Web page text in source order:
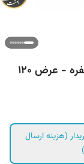
تشک زمینی طبی ضخامت ۱۰ سانت (یک نفره - عرض ۱۲۰
(هزینه ارسال